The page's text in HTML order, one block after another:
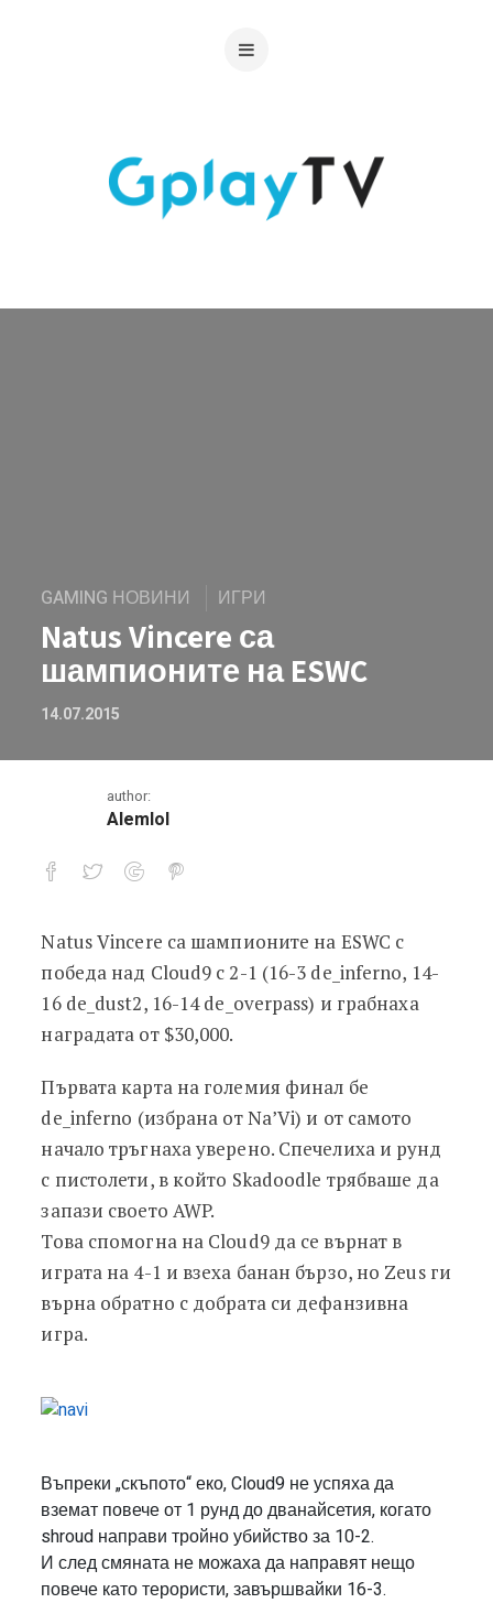
GAMING НОВИНИ ИГРИ
Natus Vincere са
шампионите на ESWC
14.07.2015
author:
Alemlol
Natus Vincere са шампионите на
Natus Vincere са шампионите на ESWC с
победа над Cloud9 с 2-1 (16-3 de_inferno, 14-
16 de_dust2, 16-14 de_overpass) и грабнаха
наградата от $30,000.
Първата карта на големия финал бе
de_inferno (избрана от Na’Vi) и от самото
начало тръгнаха уверено. Спечелиха и рунд
с пистолети, в който Skadoodle трябваше да
запази своето AWP.
Това спомогна на Cloud9 да се върнат в
играта на 4-1 и взеха банан бързо, но Zeus ги
върна обратно с добрата си дефанзивна
игра.
Въпреки „скъпото“ еко, Cloud9 не успяха да
вземат повече от 1 рунд до дванайсетия, когато
shroud направи тройно убийство за 10-2.
И след смяната не можаха да направят нещо
повече като терористи, завършвайки 16-3.